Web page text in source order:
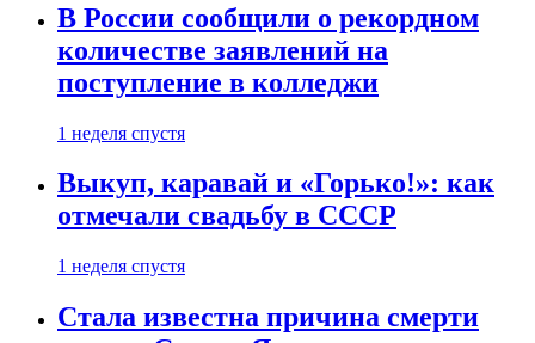
В России сообщили о рекордном
количестве заявлений на
поступление в колледжи
1 неделя спустя
Выкуп, каравай и «Горько!»: как
отмечали свадьбу в СССР
1 неделя спустя
Стала известна причина смерти